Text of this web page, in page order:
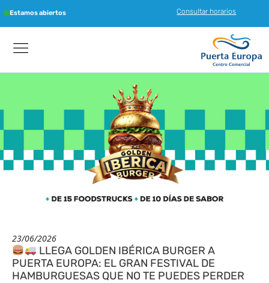
Estamos abiertos Consultar horarios
23/06/2026
LLEGA GOLDEN IBÉRICA BURGER A
PUERTA EUROPA: EL GRAN FESTIVAL DE
HAMBURGUESAS QUE NO TE PUEDES PERDER